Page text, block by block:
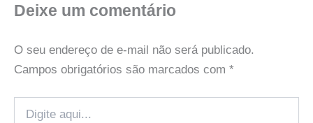
Deixe um comentário
O seu endereço de e-mail não será publicado.
Campos obrigatórios são marcados com *
aqui...